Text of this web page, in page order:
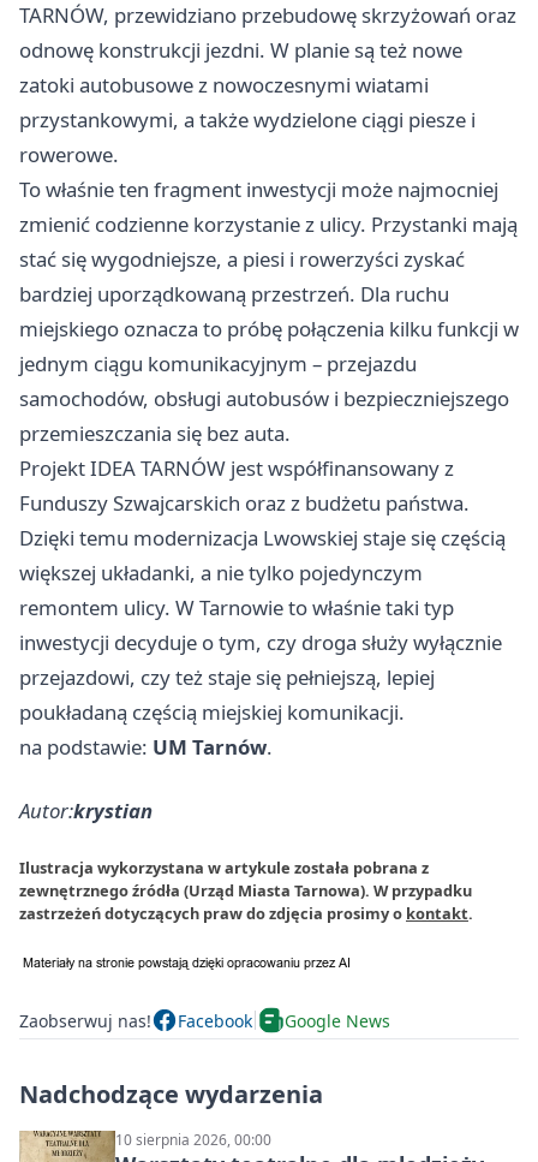
TARNÓW, przewidziano przebudowę skrzyżowań oraz
odnowę konstrukcji jezdni. W planie są też nowe
zatoki autobusowe z nowoczesnymi wiatami
przystankowymi, a także wydzielone ciągi piesze i
rowerowe.
To właśnie ten fragment inwestycji może najmocniej
zmienić codzienne korzystanie z ulicy. Przystanki mają
stać się wygodniejsze, a piesi i rowerzyści zyskać
bardziej uporządkowaną przestrzeń. Dla ruchu
miejskiego oznacza to próbę połączenia kilku funkcji w
jednym ciągu komunikacyjnym – przejazdu
samochodów, obsługi autobusów i bezpieczniejszego
przemieszczania się bez auta.
Projekt IDEA TARNÓW jest współfinansowany z
Funduszy Szwajcarskich oraz z budżetu państwa.
Dzięki temu modernizacja Lwowskiej staje się częścią
większej układanki, a nie tylko pojedynczym
remontem ulicy. W Tarnowie to właśnie taki typ
inwestycji decyduje o tym, czy droga służy wyłącznie
przejazdowi, czy też staje się pełniejszą, lepiej
poukładaną częścią miejskiej komunikacji.
na podstawie: UM Tarnów.
Autor:krystian
Ilustracja wykorzystana w artykule została pobrana z
zewnętrznego źródła (Urząd Miasta Tarnowa). W przypadku
zastrzeżeń dotyczących praw do zdjęcia prosimy o kontakt.
Zaobserwuj nas! Facebook Google News
Nadchodzące wydarzenia
10 sierpnia 2026, 00:00